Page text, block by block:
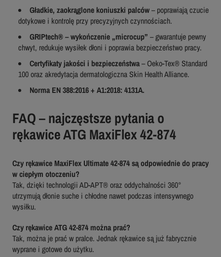
Gładkie, zaokrąglone koniuszki palców– poprawiają czucie
dotykowe i kontrolę przy precyzyjnych czynnościach.
GRIPtech® – wykończenie „microcup” – gwarantuje pewny
chwyt, redukuje wysiłek dłoni i poprawia bezpieczeństwo pracy.
Certyfikaty jakości i bezpieczeństwa– Oeko-Tex® Standard
100 oraz akredytacja dermatologiczna Skin Health Alliance.
Norma EN 388:2016 + A1:2018: 4131A.
FAQ – najczęstsze pytania o
rękawice ATG MaxiFlex 42-874
Czy rękawice MaxiFlex Ultimate 42-874 są odpowiednie do pracy
w ciepłym otoczeniu?
Tak, dzięki technologii AD-APT® oraz oddychalności 360°
utrzymują dłonie suche i chłodne nawet podczas intensywnego
wysiłku.
Czy rękawice ATG 42-874 można prać?
Tak, można je prać w pralce. Jednak rękawice są już fabrycznie
wyprane i gotowe do użytku.